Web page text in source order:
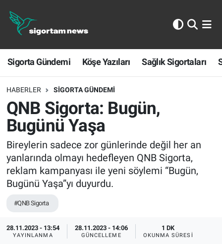
Sigorta Gündemi Köşe Yazıları Sağlık Sigortaları
HABERLER SIGORTA GÜNDEMI
QNB Sigorta: Bugün,
Bugünü Yaşa
Bireylerin sadece zor günlerinde değil her an
yanlarında olmayı hedefleyen QNB Sigorta,
reklam kampanyası ile yeni söylemi “Bugün,
Bugünü Yaşa”yı duyurdu.
#QNB Sigorta
28.11.2023 - 13:54
YAYINLANMA
28.11.2023 - 14:06
GÜNCELLEME
1 DK
OKUNMA SÜRESI
Sigorta Gündemi
Köşe Yazıları
Sağlık Sigortaları
Sporun Sigortası
Ekonomi